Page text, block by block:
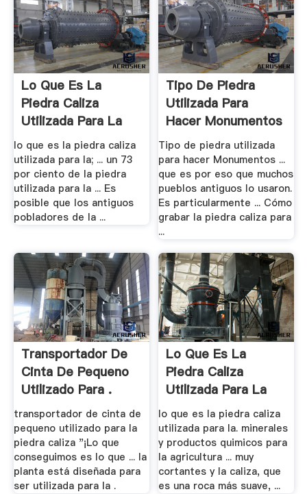
Lo Que Es La
Piedra Caliza
Utilizada Para La
lo que es la piedra caliza
utilizada para la; ... un 73
por ciento de la piedra
utilizada para la ... Es
posible que los antiguos
pobladores de la ...
Tipo De Piedra
Utilizada Para
Hacer Monumentos
.
Tipo de piedra utilizada
para hacer Monumentos ...
que es por eso que muchos
pueblos antiguos lo usaron.
Es particularmente ... Cómo
grabar la piedra caliza para
...
Transportador De
Cinta De Pequeno
Utilizado Para .
transportador de cinta de
pequeno utilizado para la
piedra caliza "¡Lo que
conseguimos es lo que ... la
planta está diseñada para
ser utilizada para la .
Lo Que Es La
Piedra Caliza
Utilizada Para La
lo que es la piedra caliza
utilizada para la. minerales
y productos quimicos para
la agricultura ... muy
cortantes y la caliza, que
es una roca más suave, ...